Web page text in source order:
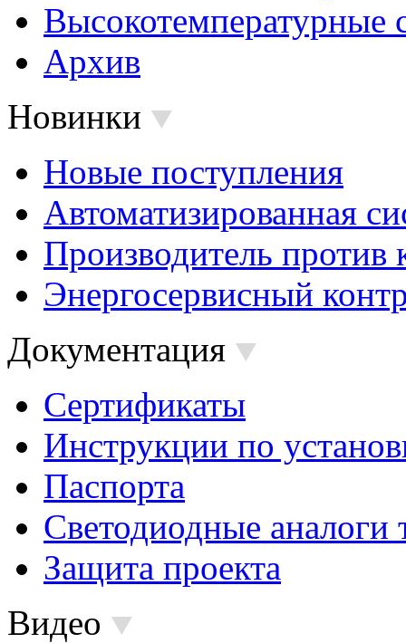
Высокотемпературные
Архив
Новинки
Новые поступления
Автоматизированная
Производитель против
Энергосервисный
Документация
Сертификаты
Инструкции по
Паспорта
Светодиодные аналоги
Защита проекта
Видео